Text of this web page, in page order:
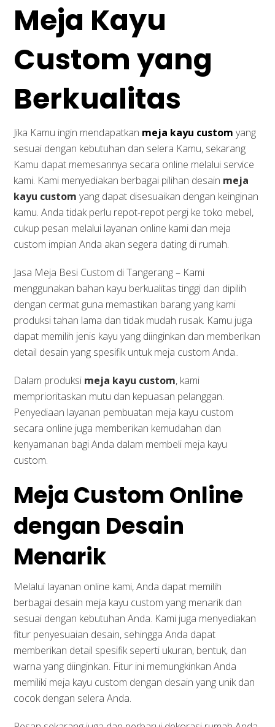
Meja Kayu
Custom yang
Berkualitas
Jika Kamu ingin mendapatkan meja kayu custom yang
sesuai dengan kebutuhan dan selera Kamu, sekarang
Kamu dapat memesannya secara online melalui service
kami. Kami menyediakan berbagai pilihan desain meja
kayu custom yang dapat disesuaikan dengan keinginan
kamu. Anda tidak perlu repot-repot pergi ke toko mebel,
cukup pesan melalui layanan online kami dan meja
custom impian Anda akan segera dating di rumah.
Jasa Meja Besi Custom di Tangerang – Kami
menggunakan bahan kayu berkualitas tinggi dan dipilih
dengan cermat guna memastikan barang yang kami
produksi tahan lama dan tidak mudah rusak. Kamu juga
dapat memilih jenis kayu yang diinginkan dan memberikan
detail desain yang spesifik untuk meja custom Anda..
Dalam produksi meja kayu custom, kami
memprioritaskan mutu dan kepuasan pelanggan.
Penyediaan layanan pembuatan meja kayu custom
secara online juga memberikan kemudahan dan
kenyamanan bagi Anda dalam membeli meja kayu
custom.
Meja Custom Online
dengan Desain
Menarik
Melalui layanan online kami, Anda dapat memilih
berbagai desain meja kayu custom yang menarik dan
sesuai dengan kebutuhan Anda. Kami juga menyediakan
fitur penyesuaian desain, sehingga Anda dapat
memberikan detail spesifik seperti ukuran, bentuk, dan
warna yang diinginkan. Fitur ini memungkinkan Anda
memiliki meja kayu custom dengan desain yang unik dan
cocok dengan selera Anda.